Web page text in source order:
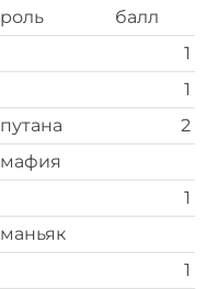
роль
балл
1
1
путана
2
мафия
1
маньяк
1